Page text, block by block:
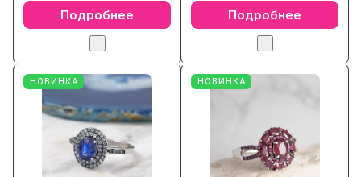
Подробнее Подробнее
НОВИНКА НОВИНКА